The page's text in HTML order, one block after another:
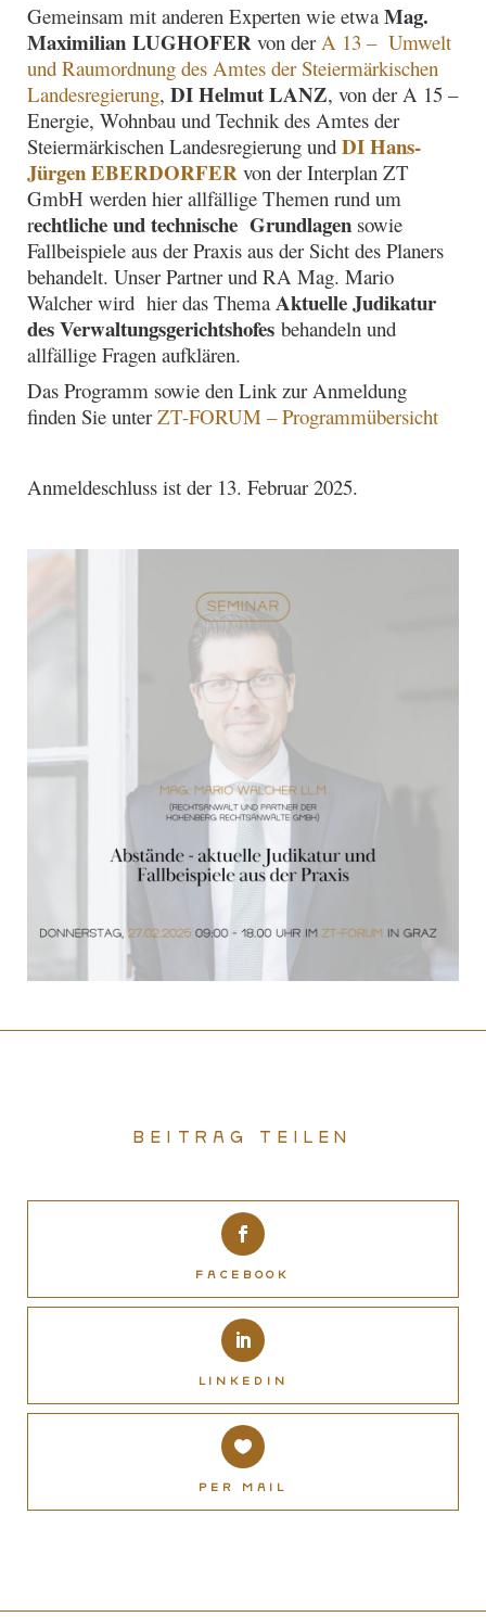
Gemeinsam mit anderen Experten wie etwaMag.
Maximilian LUGHOFER von derA 13 – Umwelt
und Raumordnung des Amtes der Steiermärkischen
Landesregierung,DI Helmut LANZ, von der A 15 –
Energie, Wohnbau und Technik des Amtes der
Steiermärkischen Landesregierung undDI Hans-
Jürgen EBERDORFERvon der Interplan ZT
GmbH werden hier allfällige Themen rund um
rechtliche und technische Grundlagen sowie
Fallbeispiele aus der Praxis aus der Sicht des Planers
behandelt. Unser Partner und RA Mag. Mario
Walcher wird hier das ThemaAktuelle Judikatur
des Verwaltungsgerichtshofes behandeln und
allfällige Fragen aufklären.
Das Programm sowie den Link zur Anmeldung
finden Sie unterZT-FORUM – Programmübersicht
Anmeldeschluss ist der 13. Februar 2025.
Beitrag teilen
Facebook
LinkedIn
Per Mail